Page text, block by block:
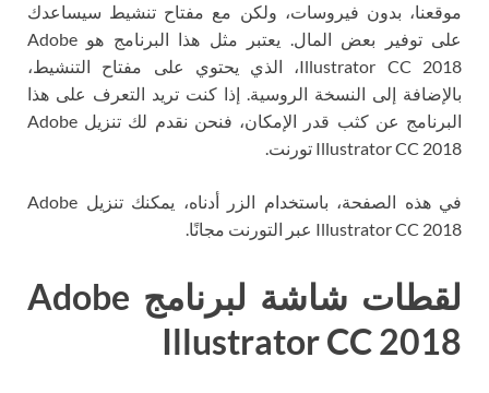
موقعنا، بدون فيروسات، ولكن مع مفتاح تنشيط سيساعدك
على توفير بعض المال. يعتبر مثل هذا البرنامج هو Adobe
Illustrator CC 2018، الذي يحتوي على مفتاح التنشيط،
بالإضافة إلى النسخة الروسية. إذا كنت تريد التعرف على هذا
البرنامج عن كثب قدر الإمكان، فنحن نقدم لك تنزيل Adobe
Illustrator CC 2018 تورنت.
في هذه الصفحة، باستخدام الزر أدناه، يمكنك تنزيل Adobe
Illustrator CC 2018 عبر التورنت مجانًا.
لقطات شاشة لبرنامج Adobe
Illustrator CC 2018